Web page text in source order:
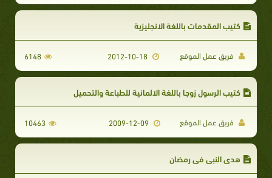
كتيب المقدمات باللغة الانجليزية
فريق عمل الموقع 6148
كتيب الرسول زوجا باللغة الالمانية للطباعة والتحميل
فريق عمل الموقع 10463
هدى النبى فى رمضان